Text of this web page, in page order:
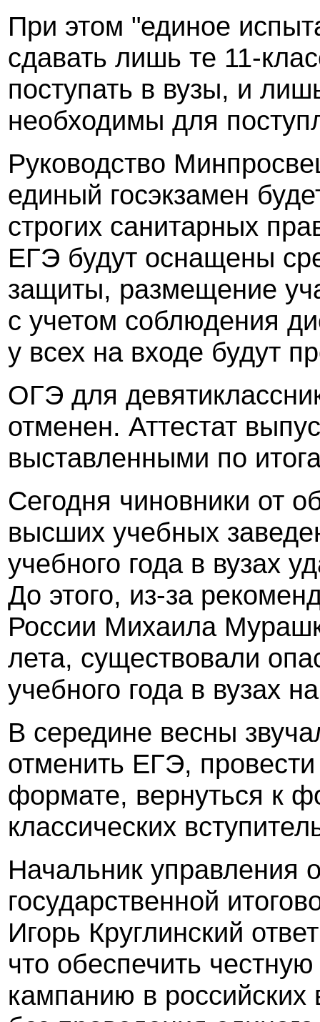
При этом "единое
сдавать лишь те 11-
поступать в вузы, и
необходимы для
Руководство
единый госэкзамен
строгих санитарных
ЕГЭ будут оснащены
защиты, размещение
с учетом соблюдения
у всех на входе будут
ОГЭ для
отменен. Аттестат
выставленными по
Сегодня чиновники от
высших учебных
учебного года в вузах
До этого, из-за
России Михаила
лета, существовали
учебного года в вузах
В середине весны
отменить ЕГЭ,
формате, вернуться к
классических
Начальник управления
государственной
Игорь Круглинский
что обеспечить
кампанию в российских